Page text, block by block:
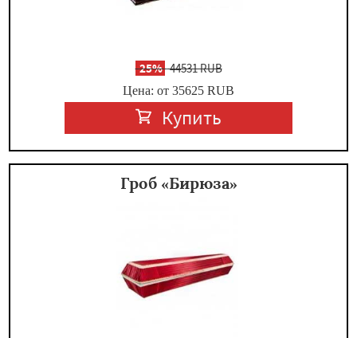
-25%44531 RUB
Цена: от 35625 RUB
Купить
Гроб «Бирюза»